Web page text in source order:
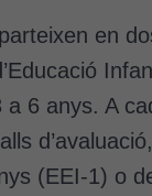
en
6 anys. A
(EEI-1) o